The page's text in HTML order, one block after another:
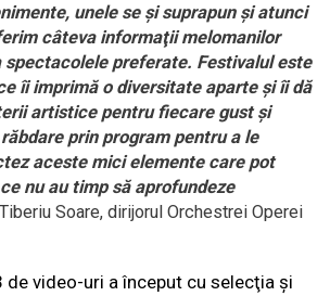
unele se şi suprapun şi atunci
câteva informaţii melomanilor
preferate. Festivalul este
îi imprimă o diversitate aparte şi îi dă
artistice pentru fiecare gust şi
prin program pentru a le
aceste mici elemente care pot
nu au timp să aprofundeze
Soare, dirijorul Orchestrei Operei
video-uri a început cu selecţia şi